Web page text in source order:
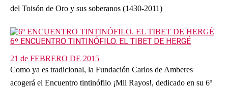
del Toisón de Oro y sus soberanos (1430-2011)
6º ENCUENTRO TINTINÓFILO. EL TIBET DE HERGÉ
21 de FEBRERO DE 2015
Como ya es tradicional, la Fundación Carlos de Amberes
acogerá el Encuentro tintinófilo ¡Mil Rayos!, dedicado en su 6º